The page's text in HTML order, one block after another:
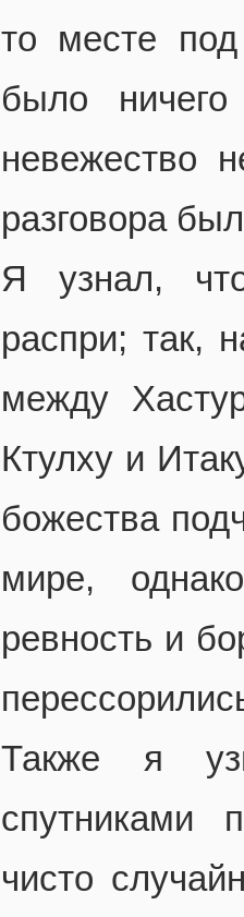
то месте
было
невежество
разговора
Я узнал,
распри; так,
между
Ктулху и
божества
мире,
ревность и
Также я
спутниками
чисто